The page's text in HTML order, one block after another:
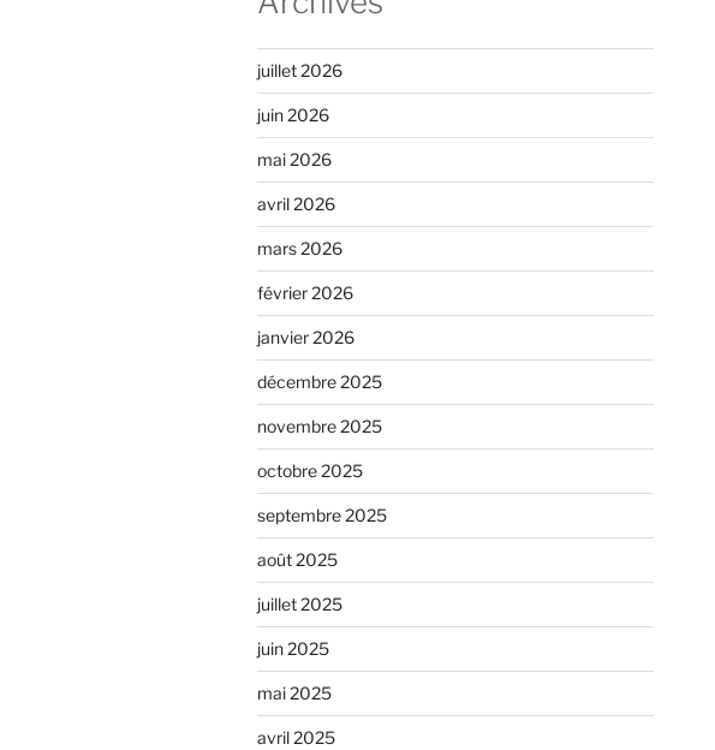
juillet 2026
juin 2026
mai 2026
avril 2026
mars 2026
février 2026
janvier 2026
décembre 2025
novembre 2025
octobre 2025
septembre 2025
août 2025
juillet 2025
juin 2025
mai 2025
avril 2025